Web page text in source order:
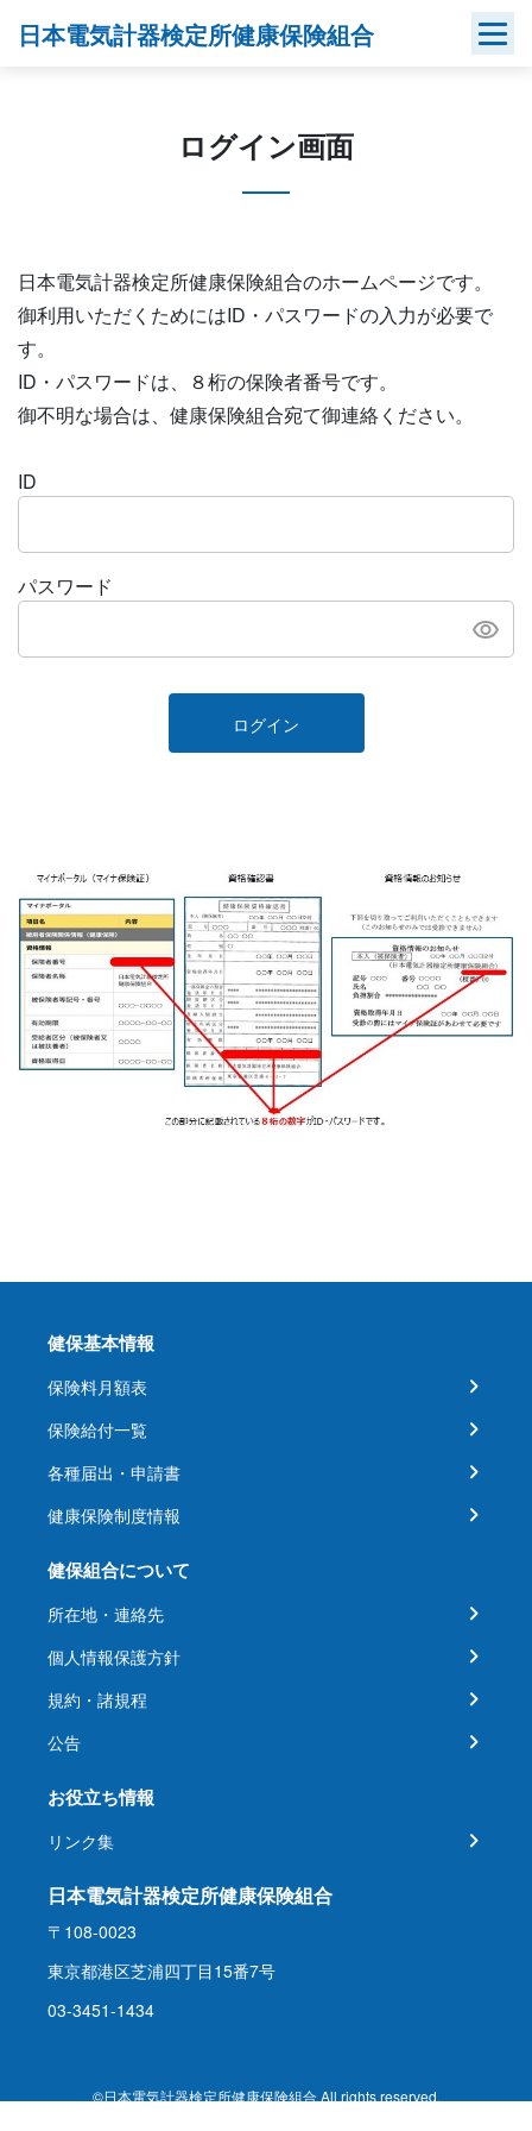
日本電気計器検定所健康保険組合
ログイン画面
日本電気計器検定所健康保険組合のホームページです。
御利用いただくためにはID・パスワードの入力が必要で
す。
ID・パスワードは、８桁の保険者番号です。
御不明な場合は、健康保険組合宛て御連絡ください。
ID
パスワード
ログイン
健保基本情報
保険料月額表
保険給付一覧
各種届出・申請書
健康保険制度情報
健保組合について
所在地・連絡先
個人情報保護方針
規約・諸規程
公告
お役立ち情報
リンク集
日本電気計器検定所健康保険組合
〒108-0023
東京都港区芝浦四丁目15番7号
03-3451-1434
©日本電気計器検定所健康保険組合 All rights reserved.